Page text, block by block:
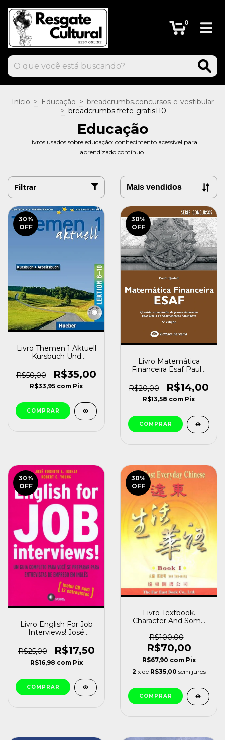
0
Início > Educação > breadcrumbs.concursos-e-vestibular
> breadcrumbs.frete-gratis110
Educação
Livros usados sobre educação: conhecimento acessível para
aprendizado contínuo.
Filtrar
30%
OFF
Livro Themen 1 Aktuell
Kursbuch Und
10 com Cd es Diversos
[usado]
R$50,00 R$35,00
R$33,95 com Pix
30%
OFF
Livro Matemática
Financeira Esaf Paulo
R$20,00
R$14,00
R$13,58 com Pix
30%
OFF
Livro English For Job
Interviews! José
Robert C. Young
[usado]
R$25,00 R$17,50
R$16,98 com Pix
30%
OFF
Livro Textbook.
Character And Some
[usado]
R$100,00
R$70,00
R$67,90 com Pix
2 x de R$35,00 sem juros